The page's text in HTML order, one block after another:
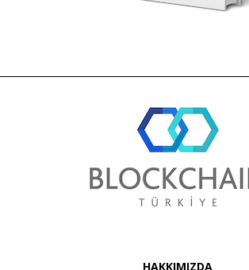
HAKKIMIZDA